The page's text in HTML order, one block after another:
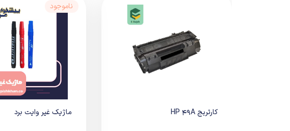
سازگاری با پرینترها
کارتریج سازگار با دستگاه‌های زیر است:
Brother HL‑L2305
Brother HL‑L2340DW
Brother HL‑L2360DN
Brother MFC‑L2700DW
کارتریج HP 49A
ناموجود
ماژیک غیر وایت برد